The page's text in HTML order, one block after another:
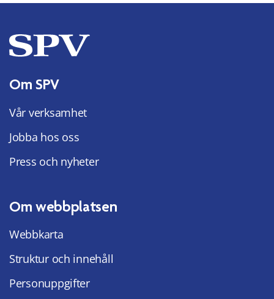
Om SPV
Vår verksamhet
Jobba hos oss
Press och nyheter
Om webbplatsen
Webbkarta
Struktur och innehåll
Personuppgifter